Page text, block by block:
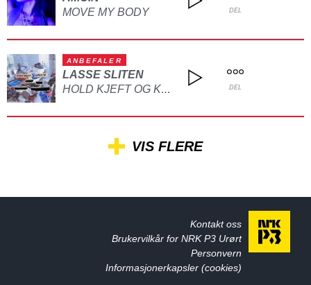
MOVE MY BODY
DEL
ANBEFALER
LASSE SLITEN
HOLD KJEFT OG KYSS MEG DEL
VIS FLERE
Kontakt oss
Brukervilkår for NRK P3 Urørt
Personvern
Informasjonerkapsler (cookies)